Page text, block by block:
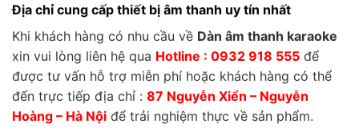
Địa chỉ cung cấp thiết bị âm thanh uy tín nhất
Khi khách hàng có nhu cầu về Dàn âm thanh karaoke
xin vui lòng liên hệ qua Hotline : 0932 918 555 để
được tư vấn hỗ trợ miễn phí hoặc khách hàng có thể
đến trực tiếp địa chỉ : 87 Nguyễn Xiển – Nguyễn
Hoàng – Hà Nội để trải nghiệm thực về sản phẩm.